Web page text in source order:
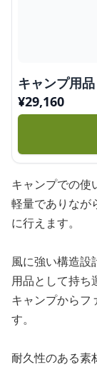
¥29,160
キャンプでの使
軽量でありなが
に行えます。
風に強い構造設
用品として持ち
キャンプからフ
す。
耐久性のある素